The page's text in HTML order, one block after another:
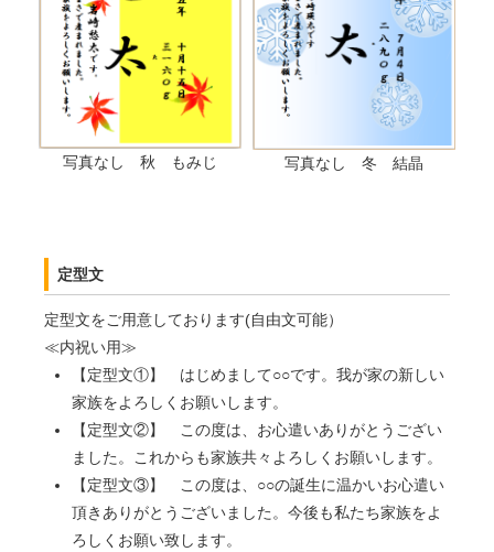
写真なし 秋 もみじ 写真なし 冬 結晶
定型文
定型文をご用意しております(自由文可能）
≪内祝い用≫
【定型文①】 はじめまして○○です。我が家の新しい
家族をよろしくお願いします。
【定型文②】 この度は、お心遣いありがとうござい
ました。これからも家族共々よろしくお願いします。
【定型文③】 この度は、○○の誕生に温かいお心遣い
頂きありがとうございました。今後も私たち家族をよ
ろしくお願い致します。